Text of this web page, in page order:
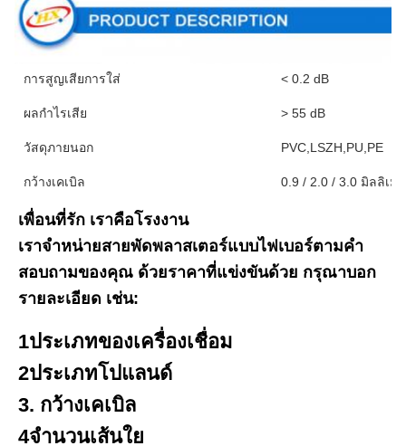
การสูญเสียการใส่ < 0.2 dB
ผลกําไรเสีย > 55 dB
วัสดุภายนอก PVC,LSZH,PU,PE
กว้างเคเบิล 0.9 / 2.0 / 3.0 มิลลิเม
เพื่อนที่รัก เราคือโรงงาน
เราจําหน่ายสายพัดพลาสเตอร์แบบไฟเบอร์ตามคํา
สอบถามของคุณ ด้วยราคาที่แข่งขันด้วย กรุณาบอก
รายละเอียด เช่น:
1ประเภทของเครื่องเชื่อม
2ประเภทโปแลนด์
3. กว้างเคเบิล
4จํานวนเส้นใย